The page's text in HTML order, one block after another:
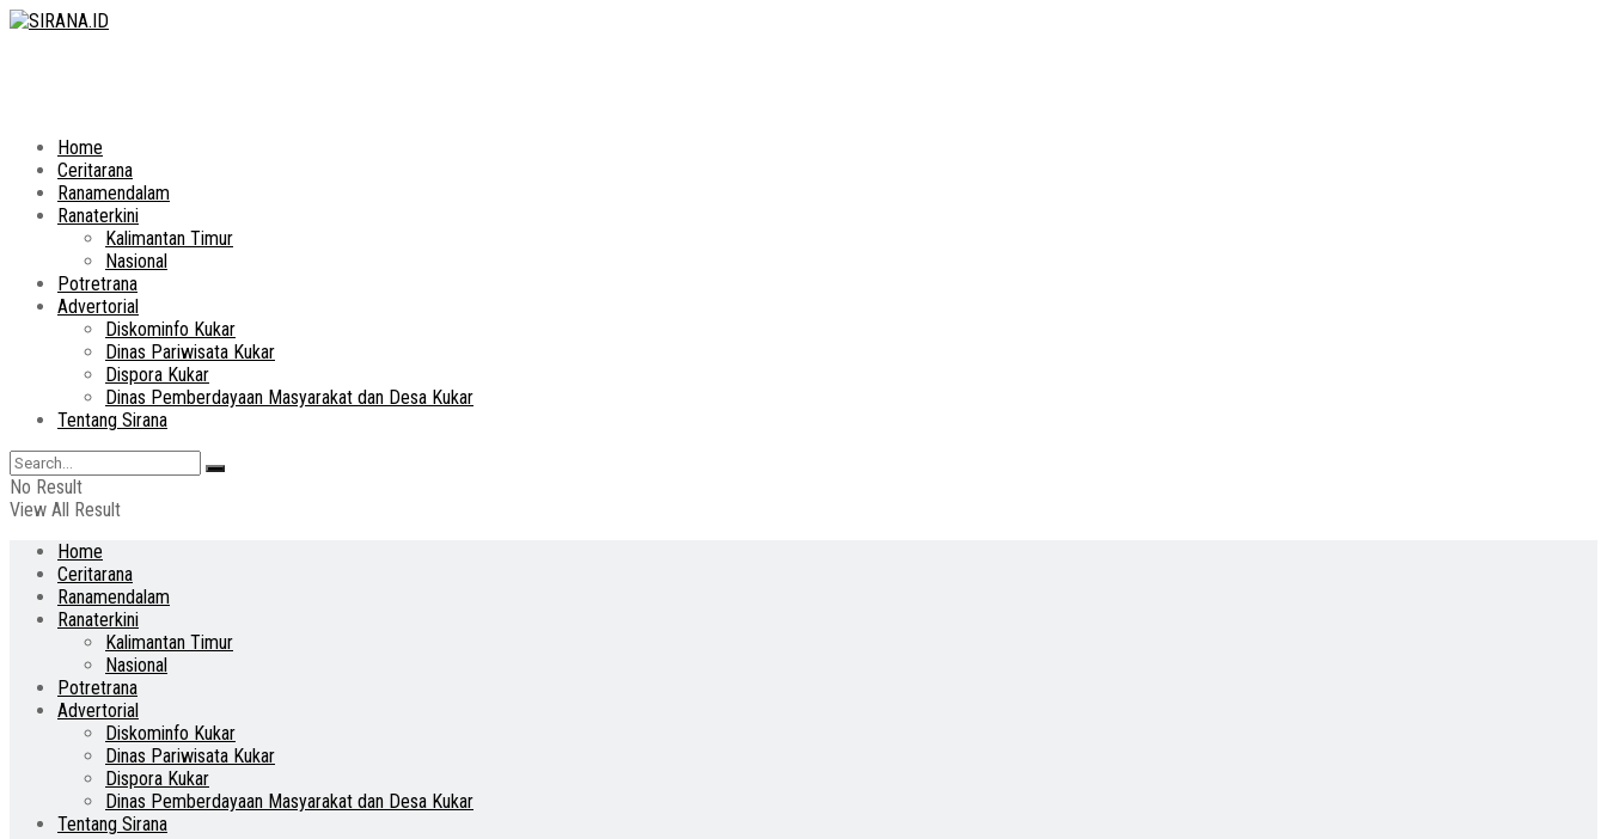
Home
Ceritarana
Ranamendalam
Ranaterkini
Kalimantan Timur
Nasional
Potretrana
Advertorial
Diskominfo Kukar
Dinas Pariwisata Kukar
Dispora Kukar
Dinas Pemberdayaan Masyarakat dan Desa Kukar
Tentang Sirana
No Result
View All Result
Home
Ceritarana
Ranamendalam
Ranaterkini
Kalimantan Timur
Nasional
Potretrana
Advertorial
Diskominfo Kukar
Dinas Pariwisata Kukar
Dispora Kukar
Dinas Pemberdayaan Masyarakat dan Desa Kukar
Tentang Sirana